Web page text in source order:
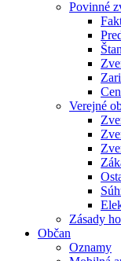
Povinné
Verejné
Zásady
Občan
Oznamy